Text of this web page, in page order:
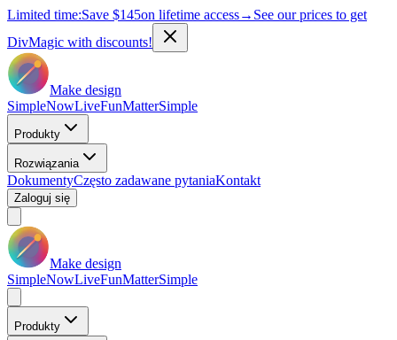
Limited time:Save $145on lifetime access→ See our prices to get
DivMagic with discounts!
Make design
SimpleNowLiveFunMatterSimple
Produkty
Rozwiązania
DokumentyCzęsto zadawane pytaniaKontakt
Zaloguj się
Make design
SimpleNowLiveFunMatterSimple
Produkty